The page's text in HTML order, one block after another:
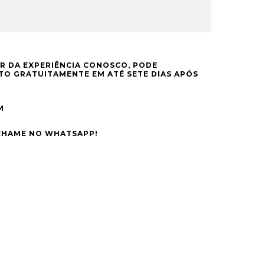
DA EXPERIÊNCIA CONOSCO, PODE
GRATUITAMENTE EM ATÉ SETE DIAS APÓS
NO WHATSAPP!